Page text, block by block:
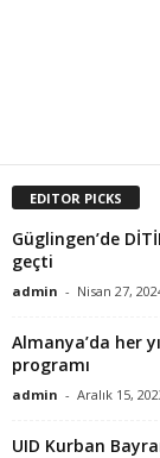
EDITOR PICKS
Güglingen’de
geçti
admin - Nisan 27,
Almanya’da her
programı
admin - Aralık 15,
UID Kurban